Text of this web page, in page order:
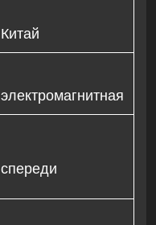
Китай
электромагнитная
спереди